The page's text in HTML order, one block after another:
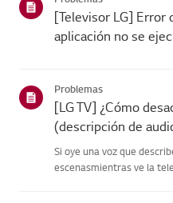
[Televisor LG] Error
aplicación no se
Problemas
[LG TV] ¿Cómo
(descripción de
Si oye una voz que
escenasmientras ve la